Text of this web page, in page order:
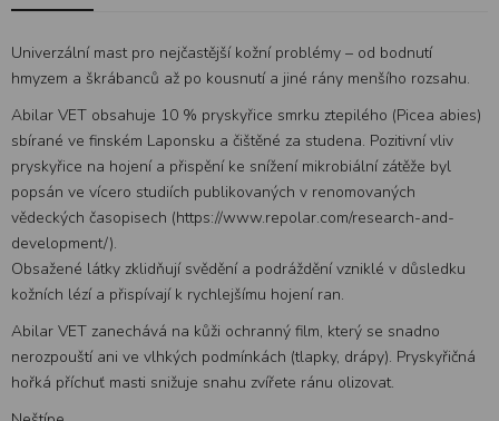
Univerzální mast pro nejčastější kožní problémy – od bodnutí
hmyzem a škrábanců až po kousnutí a jiné rány menšího rozsahu.
Abilar VET obsahuje 10 % pryskyřice smrku ztepilého (Picea abies)
sbírané ve finském Laponsku a čištěné za studena. Pozitivní vliv
pryskyřice na hojení a přispění ke snížení mikrobiální zátěže byl
popsán ve vícero studiích publikovaných v renomovaných
vědeckých časopisech (https://www.repolar.com/research-and-
development/).
Obsažené látky zklidňují svědění a podráždění vzniklé v důsledku
kožních lézí a přispívají k rychlejšímu hojení ran.
Abilar VET zanechává na kůži ochranný film, který se snadno
nerozpouští ani ve vlhkých podmínkách (tlapky, drápy). Pryskyřičná
hořká příchuť masti snižuje snahu zvířete ránu olizovat.